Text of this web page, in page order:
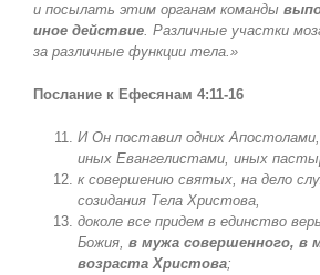
и посылать этим органам команды
иное действие. Различные участки
за различные функции тела.»
Послание к Ефесянам 4:11-16
И Он поставил одних Апостолами,
иных Евангелистами, иных
к совершению святых, на дело
созидания Тела Христова,
доколе все придем в единство
Божия, в мужа совершенного, в
возраста Христова;